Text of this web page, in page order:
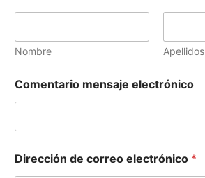
Nombre Apellidos
Comentario mensaje electrónico
Dirección de correo electrónico *